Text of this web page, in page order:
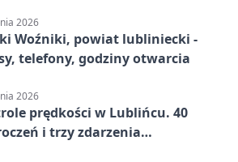
2026
Woźniki, powiat lubliniecki -
telefony, godziny otwarcia
2026
prędkości w Lublińcu. 40
i trzy zdarzenia